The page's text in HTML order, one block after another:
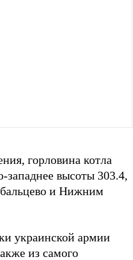
горловина котла
западнее высоты 303.4,
и Нижним
украинской армии
из самого